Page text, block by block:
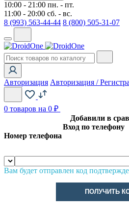
10:00 - 21:00 пн. - пт.
11:00 - 20:00 сб. - вс.
8 (993) 563-44-44 8 (800) 505-31-07
Авторизация Авторизация /
0 товаров на 0 ₽
Добавили в
Вход по телефону
Номер телефона
Вам будет отправлен код
ПОЛУЧИТЬ